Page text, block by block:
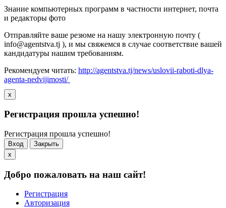
Знание компьютерных программ в частности интернет, почта
и редакторы фото
Отправляйте ваше резюме на нашу электронную почту (
info@agentstva.tj ), и мы свяжемся в случае соответствие вашей
кандидатуры нашим требованиям.
Рекомендуем читать: http://agentstva.tj/news/uslovii-raboti-dlya-
agenta-nedvijimosti/
x
Регистрация прошла успешно!
Регистрация прошла успешно!
Вход
Закрыть
x
Добро пожаловать на наш сайт!
Регистрация
Авторизация